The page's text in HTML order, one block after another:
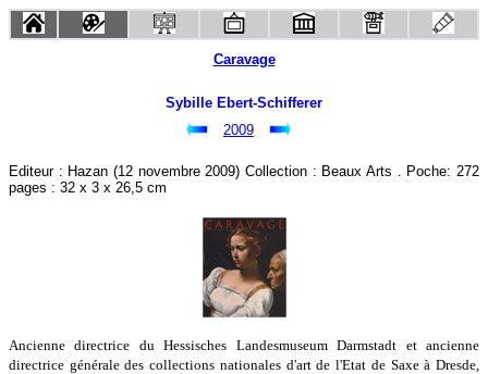
Caravage
Sybille Ebert-Schifferer
2009
Editeur : Hazan (12 novembre 2009) Collection : Beaux Arts . Poche: 272
pages : 32 x 3 x 26,5 cm
Ancienne directrice du Hessisches Landesmuseum Darmstadt et ancienne
directrice générale des collections nationales d'art de l'Etat de Saxe à Dresde,